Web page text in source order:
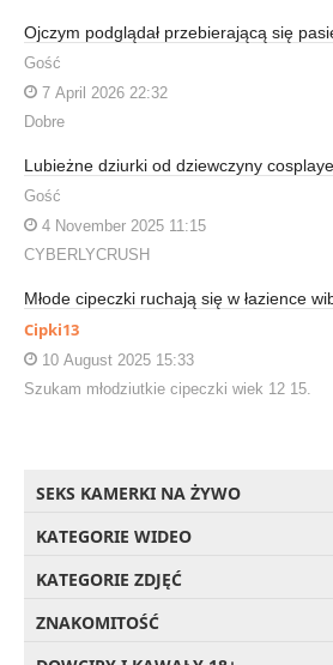
Ojczym podglądał przebierającą się
Gość
7 April 2026 22:32
Dobre
Lubieżne dziurki od dziewczyny
Gość
4 November 2025 11:15
CYBERLYCRUSH
Młode cipeczki ruchają się w łazience
Cipki13
10 August 2025 15:33
Szukam młodziutkie cipeczki wiek 12 15.
SEKS KAMERKI NA ŻYWO
KATEGORIE WIDEO
KATEGORIE ZDJĘĆ
ZNAKOMITOŚĆ